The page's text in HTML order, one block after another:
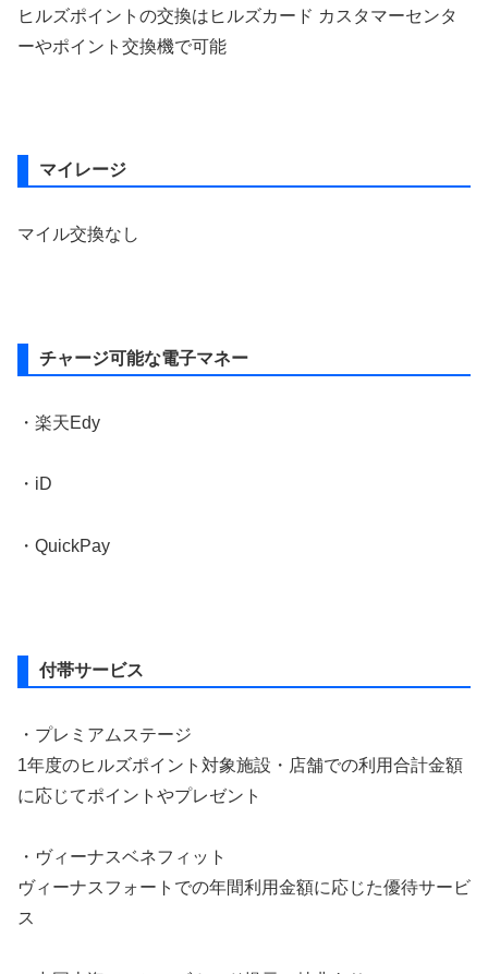
ヒルズポイントの交換はヒルズカード カスタマーセンタ
ーやポイント交換機で可能
マイレージ
マイル交換なし
チャージ可能な電子マネー
・楽天Edy
・iD
・QuickPay
付帯サービス
・プレミアムステージ
1年度のヒルズポイント対象施設・店舗での利用合計金額
に応じてポイントやプレゼント
・ヴィーナスベネフィット
ヴィーナスフォートでの年間利用金額に応じた優待サービ
ス